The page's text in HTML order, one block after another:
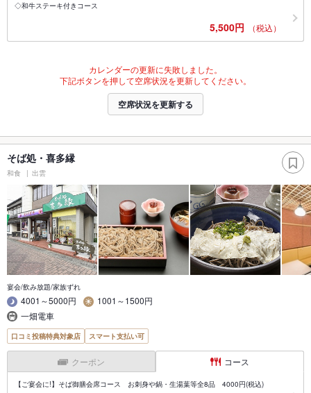
◇和牛ステーキ付きコース
5,500円 （税込）
カレンダーの更新に失敗しました。
下記ボタンを押して空席状況を更新してください。
空席状況を更新する
そば処・喜多縁
和食 出雲
宴会/飲み放題/家族ずれ
4001～5000円
1001～1500円
一畑電車
口コミ投稿特典対象店 スマート支払い可
クーポン コース
【ご宴会に!】そば御膳会席コース お刺身や鍋・生湯葉等全8品 4000円(税込)